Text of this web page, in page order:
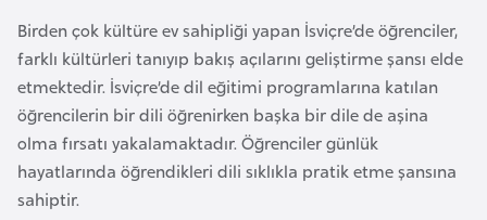
Birden çok kültüre ev sahipliği yapan İsviçre’de öğrenciler,
farklı kültürleri tanıyıp bakış açılarını geliştirme şansı elde
etmektedir. İsviçre’de dil eğitimi programlarına katılan
öğrencilerin bir dili öğrenirken başka bir dile de aşina
olma fırsatı yakalamaktadır. Öğrenciler günlük
hayatlarında öğrendikleri dili sıklıkla pratik etme şansına
sahiptir.
y
n
B
a
n
g